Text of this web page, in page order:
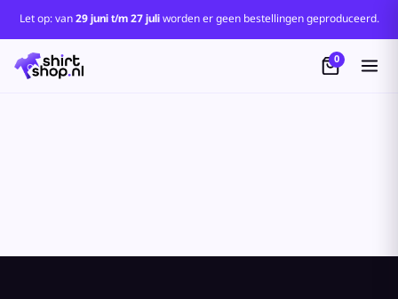
Let op: van29 juni t/m 27 juliworden er geen bestellingen geproduceerd.
0
Standaard
Price: Lowest First
Price: Highest First